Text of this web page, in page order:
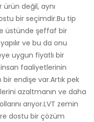
ürün değil, aynı
bir seçimdir.Bu tip
üstünde şeffaf bir
ve bu da onu
uygun fiyatlı bir
faaliyetlerinin
endişe var.Artık pek
azaltmanın ve daha
arıyor.LVT zemin
dostu bir çözüm